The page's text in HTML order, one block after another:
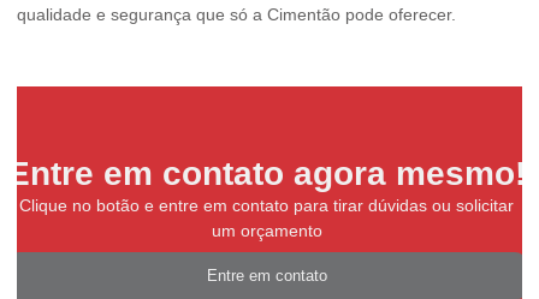
qualidade e segurança que só a Cimentão pode oferecer.
Entre em contato agora mesmo!
Clique no botão e entre em contato para tirar dúvidas ou solicitar
um orçamento
Entre em contato